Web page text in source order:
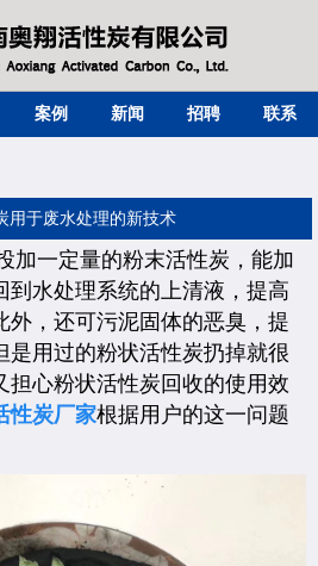
案例 新闻 招聘 联系
用于废水处理的新技术
一定量的粉末活性炭，能加
到水处理系统的上清液，提高
外，还可污泥固体的恶臭，提
是用过的粉状活性炭扔掉就很
担心粉状活性炭回收的使用效
性炭厂家根据用户的这一问题